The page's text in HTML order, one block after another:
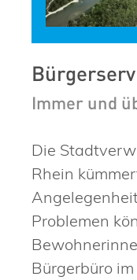
Immer und
Die
Rhein
Problemen
Bürgerbüro